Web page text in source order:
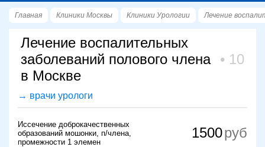
Главная Клиники Москвы Клиники Урологии Лечение
Лечение воспалительных
заболеваний полового члена
в Москве
10
→ врачи урологи
Иссечение доброкачественных
образований мошонки, п/члена,
промежности 1 элемен
1500